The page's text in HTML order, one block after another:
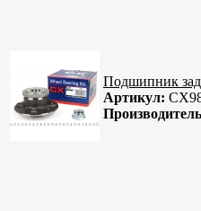
Подшипник
Артикул: